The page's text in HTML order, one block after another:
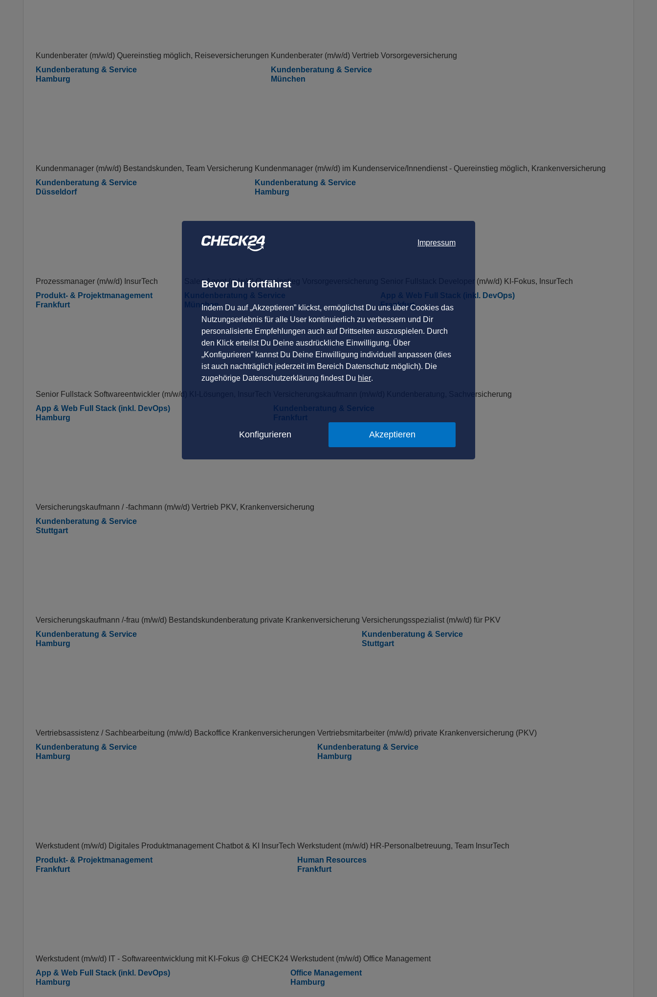
Kundenberater (m/w/d) Quereinstieg möglich, Reiseversicherungen
Kundenberatung & Service
Hamburg
Kundenberater (m/w/d) Vertrieb Vorsorgeversicherung
Kundenberatung & Service
München
Kundenmanager (m/w/d) Bestandskunden, Team Versicherung
Kundenberatung & Service
Düsseldorf
Kundenmanager (m/w/d) im Kundenservice/Innendienst - Quereinstieg möglich, Krankenversicherung
Kundenberatung & Service
Hamburg
Prozessmanager (m/w/d) InsurTech
Produkt- & Projektmanagement
Frankfurt
Sales Agent (m/w/d) Quereinstieg Vorsorgeversicherung
Kundenberatung & Service
München
Senior Fullstack Developer (m/w/d) KI-Fokus, InsurTech
App & Web Full Stack (inkl. DevOps)
Frankfurt
Senior Fullstack Softwareentwickler (m/w/d) KI-Lösungen, InsurTech
App & Web Full Stack (inkl. DevOps)
Hamburg
Versicherungskaufmann (m/w/d) Kundenberatung, Sachversicherung
Kundenberatung & Service
Frankfurt
Versicherungskaufmann / -fachmann (m/w/d) Vertrieb PKV, Krankenversicherung
Kundenberatung & Service
Stuttgart
Versicherungskaufmann /-frau (m/w/d) Bestandskundenberatung private Krankenversicherung
Kundenberatung & Service
Hamburg
Versicherungsspezialist (m/w/d) für PKV
Kundenberatung & Service
Stuttgart
Vertriebsassistenz / Sachbearbeitung (m/w/d) Backoffice Krankenversicherungen
Kundenberatung & Service
Hamburg
Vertriebsmitarbeiter (m/w/d) private Krankenversicherung (PKV)
Kundenberatung & Service
Hamburg
Werkstudent (m/w/d) Digitales Produktmanagement Chatbot & KI InsurTech
Produkt- & Projektmanagement
Frankfurt
Werkstudent (m/w/d) HR-Personalbetreuung, Team InsurTech
Human Resources
Frankfurt
Werkstudent (m/w/d) IT - Softwareentwicklung mit KI-Fokus @ CHECK24
App & Web Full Stack (inkl. DevOps)
Hamburg
Werkstudent (m/w/d) Office Management
Office Management
Hamburg
Impressum
Bevor Du fortfährst
Indem Du auf „Akzeptieren” klickst, ermöglichst Du uns über Cookies das
Nutzungserlebnis für alle User kontinuierlich zu verbessern und Dir
personalisierte Empfehlungen auch auf Drittseiten auszuspielen. Durch
den Klick erteilst Du Deine ausdrückliche Einwilligung. Über
„Konfigurieren” kannst Du Deine Einwilligung individuell anpassen (dies
ist auch nachträglich jederzeit im Bereich Datenschutz möglich). Die
zugehörige Datenschutzerklärung findest Du hier.
Konfigurieren Akzeptieren